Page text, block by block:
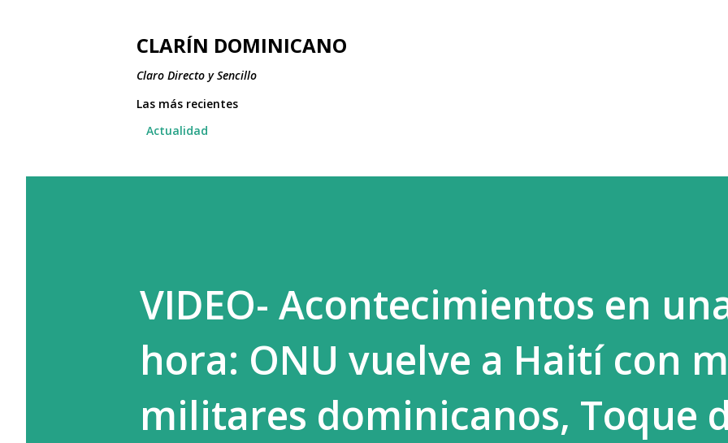
CLARÍN DOMINICANO
Claro Directo y Sencillo
Las más recientes
Actualidad
VIDEO- Acontecimientos en
hora: ONU vuelve a Haití con
militares dominicanos, Toque